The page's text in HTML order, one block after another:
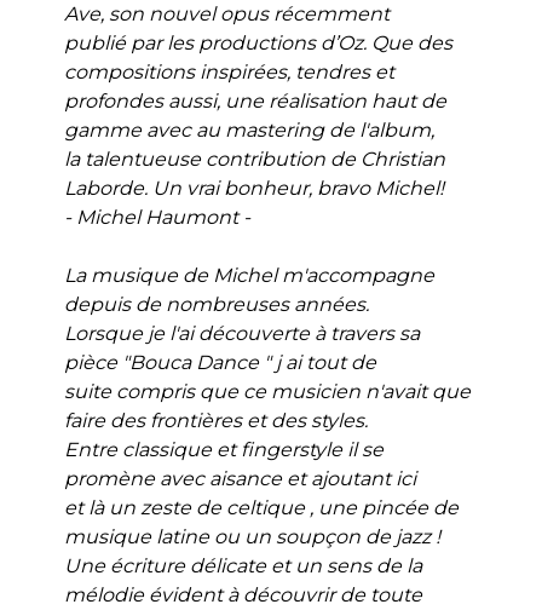
Ave, son nouvel opus récemment
publié par les productions d’Oz. Que des
compositions inspirées, tendres et
profondes aussi, une réalisation haut de
gamme avec au mastering de l'album,
la talentueuse contribution de Christian
Laborde. Un vrai bonheur, bravo Michel!
- Michel Haumont -
La musique de Michel m'accompagne
depuis de nombreuses années.
Lorsque je l'ai découverte à travers sa
pièce "Bouca Dance " j ai tout de
suite compris que ce musicien n'avait que
faire des frontières et des styles.
Entre classique et fingerstyle il se
promène avec aisance et ajoutant ici
et là un zeste de celtique , une pincée de
musique latine ou un soupçon de jazz !
Une écriture délicate et un sens de la
mélodie évident à découvrir de toute